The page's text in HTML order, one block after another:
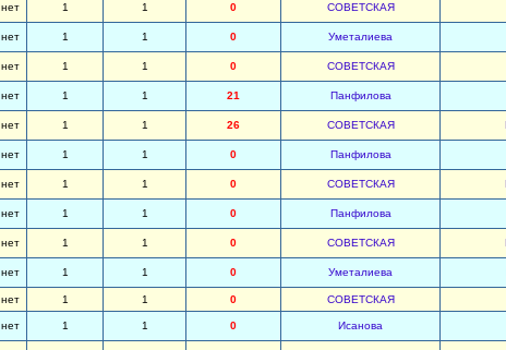
нет 1 1 0 СОВЕТСКАЯ
нет 1 1 0 Уметалиева
нет 1 1 0 СОВЕТСКАЯ
нет 1 1 21 Панфилова
нет 1 1 26 СОВЕТСКАЯ
нет 1 1 0 Панфилова
нет 1 1 0 СОВЕТСКАЯ
нет 1 1 0 Панфилова
нет 1 1 0 СОВЕТСКАЯ
нет 1 1 0 Уметалиева
нет 1 1 0 СОВЕТСКАЯ
нет 1 1 0 Исанова